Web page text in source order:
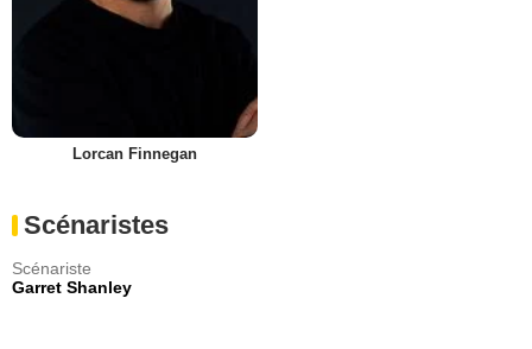
Lorcan Finnegan
Scénaristes
Scénariste
Garret Shanley